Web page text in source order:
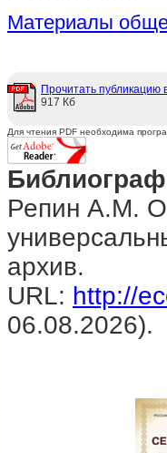
Материалы
Прочитать публикацию
917 Кб
Для чтения PDF необходима
Репин А.М.
архив.
URL: http://
06.08.2026).